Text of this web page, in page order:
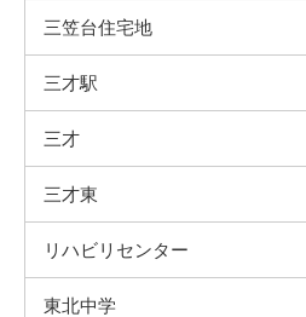
三笠台住宅地
三才駅
三才
三才東
リハビリセンター
東北中学